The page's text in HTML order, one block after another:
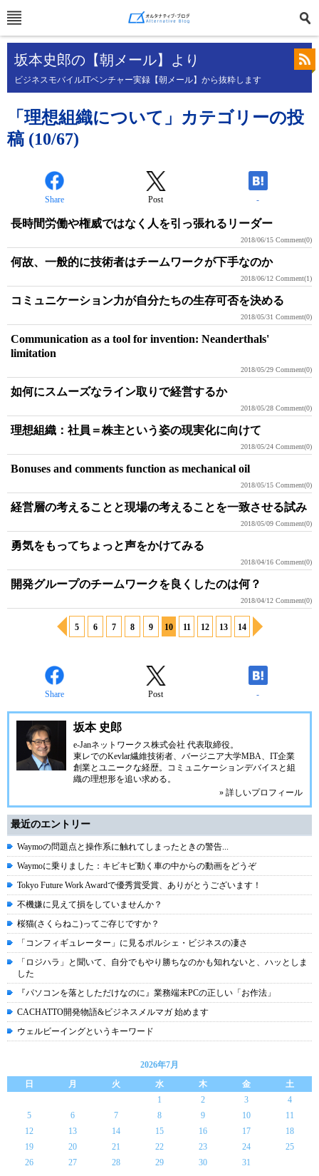
坂本史郎の【朝メール】より
ビジネスモバイルITベンチャー実録【朝メール】から抜粋します
「理想組織について」カテゴリーの投
稿 (10/67)
Share Post -
長時間労働や権威ではなく人を引っ張れるリーダー
2018/06/15 Comment(0)
何故、一般的に技術者はチームワークが下手なのか
2018/06/12 Comment(1)
コミュニケーション力が自分たちの生存可否を決める
2018/05/31 Comment(0)
Communication as a tool for invention: Neanderthals'
limitation
2018/05/29 Comment(0)
如何にスムーズなライン取りで経営するか
2018/05/28 Comment(0)
理想組織：社員＝株主という姿の現実化に向けて
2018/05/24 Comment(0)
Bonuses and comments function as mechanical oil
2018/05/15 Comment(0)
経営層の考えることと現場の考えることを一致させる試み
2018/05/09 Comment(0)
勇気をもってちょっと声をかけてみる
2018/04/16 Comment(0)
開発グループのチームワークを良くしたのは何？
2018/04/12 Comment(0)
5 6 7 8 9 10 11 12 13 14
Share Post -
坂本 史郎
e-Janネットワークス株式会社 代表取締役。
東レでのKevlar繊維技術者、 バージニア大学MBA、IT企業
創業とユニークな経歴。 コミュニケーションデバイスと組
織の理想形を追い求める。
» 詳しいプロフィール
最近のエントリー
Waymoの問題点と操作系に触れてしまったときの警告...
Waymoに乗りました：キビキビ動く車の中からの動画をどうぞ
Tokyo Future Work Awardで優秀賞受賞、ありがとうございます！
不機嫌に見えて損をしていませんか？
桜猫(さくらねこ)ってご存じですか？
「コンフィギュレーター」に見るポルシェ・ビジネスの凄さ
「ロジハラ」と聞いて、自分でもやり勝ちなのかも知れないと、ハッとしま
した
『パソコンを落としただけなのに』業務端末PCの正しい「お作法」
CACHATTO開発物語&ビジネスメルマガ 始めます
ウェルビーイングというキーワード
2026年7月
日
月 火 水 木 金
土
1
2 3
4
5
6 7 8 9 10
11
12
13 14 15 16 17
18
19
20 21 22 23 24
25
26
27 28 29 30 31